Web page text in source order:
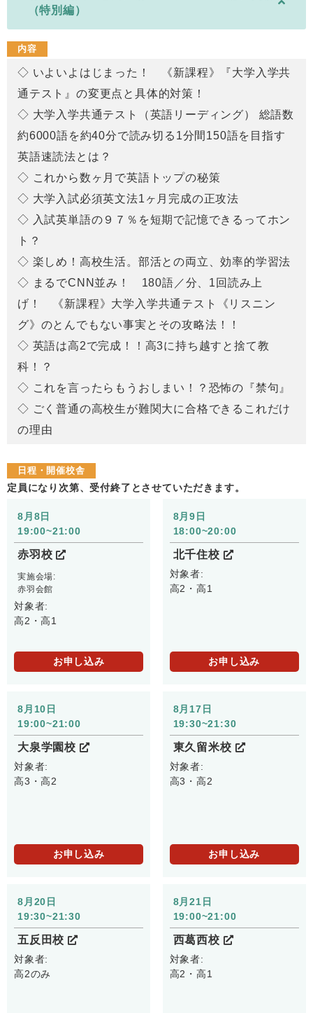
（特別編）
内容
◇ いよいよはじまった！ 《新課程》『大学入学共
通テスト』の変更点と具体的対策！
◇ 大学入学共通テスト（英語リーディング） 総語数
約6000語を約40分で読み切る1分間150語を目指す
英語速読法とは？
◇ これから数ヶ月で英語トップの秘策
◇ 大学入試必須英文法1ヶ月完成の正攻法
◇ 入試英単語の９７％を短期で記憶できるってホン
ト？
◇ 楽しめ！高校生活。部活との両立、効率的学習法
◇ まるでCNN並み！ 180語／分、1回読み上
げ！ 《新課程》大学入学共通テスト《リスニン
グ》のとんでもない事実とその攻略法！！
◇ 英語は高2で完成！！高3に持ち越すと捨て教
科！？
◇ これを言ったらもうおしまい！？恐怖の『禁句』
◇ ごく普通の高校生が難関大に合格できるこれだけ
の理由
日程・開催校舎
定員になり次第、受付終了とさせていただきます。
8月8日
19:00~21:00
赤羽校
実施会場:
赤羽会館
対象者:
高2・高1
お申し込み
8月9日
18:00~20:00
北千住校
対象者:
高2・高1
お申し込み
8月10日
19:00~21:00
大泉学園校
対象者:
高3・高2
お申し込み
8月17日
19:30~21:30
東久留米校
対象者:
高3・高2
お申し込み
8月20日
19:30~21:30
五反田校
対象者:
高2のみ
8月21日
19:00~21:00
西葛西校
対象者:
高2・高1